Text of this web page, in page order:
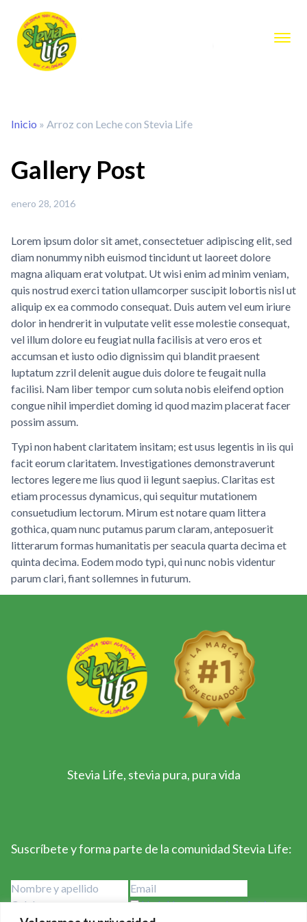
Inicio » Arroz con Leche con Stevia Life
Gallery Post
enero 28, 2016
Lorem ipsum dolor sit amet, consectetuer adipiscing elit, sed
diam nonummy nibh euismod tincidunt ut laoreet dolore
magna aliquam erat volutpat. Ut wisi enim ad minim veniam,
quis nostrud exerci tation ullamcorper suscipit lobortis nisl ut
aliquip ex ea commodo consequat. Duis autem vel eum iriure
dolor in hendrerit in vulputate velit esse molestie consequat,
vel illum dolore eu feugiat nulla facilisis at vero eros et
accumsan et iusto odio dignissim qui blandit praesent
luptatum zzril delenit augue duis dolore te feugait nulla
facilisi. Nam liber tempor cum soluta nobis eleifend option
congue nihil imperdiet doming id quod mazim placerat facer
possim assum.
Typi non habent claritatem insitam; est usus legentis in iis qui
facit eorum claritatem. Investigationes demonstraverunt
lectores legere me lius quod ii legunt saepius. Claritas est
etiam processus dynamicus, qui sequitur mutationem
consuetudium lectorum. Mirum est notare quam littera
gothica, quam nunc putamus parum claram, anteposuerit
litterarum formas humanitatis per seacula quarta decima et
quinta decima. Eodem modo typi, qui nunc nobis videntur
parum clari, fiant sollemnes in futurum.
Stevia Life, stevia pura, pura vida
Suscríbete y forma parte de la comunidad Stevia Life:
He leído y acepto los términos y